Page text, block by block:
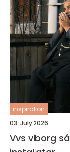
inspiration
03. July 2026
Vvs viborg sådan vælger du den rigtige